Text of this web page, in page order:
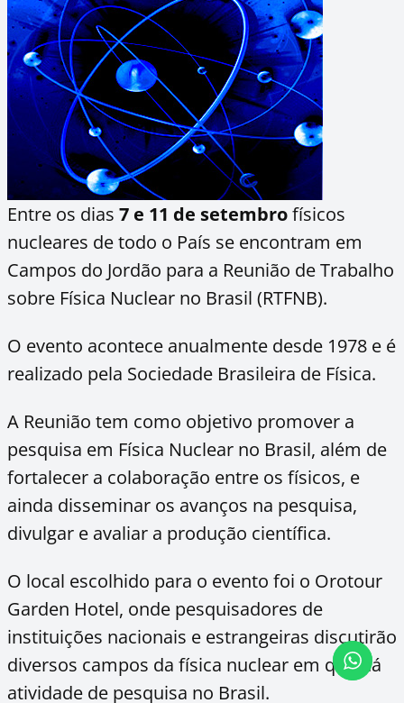
Entre os dias 7 e 11 de setembrofísicos
nucleares de todo o País se encontram em
Campos do Jordão para a Reunião de Trabalho
sobre Física Nuclear no Brasil (RTFNB).
O evento acontece anualmente desde 1978 e é
realizado pela Sociedade Brasileira de Física.
A Reunião tem como objetivo promover a
pesquisa em Física Nuclear no Brasil, além de
fortalecer a colaboração entre os físicos, e
ainda disseminar os avanços na pesquisa,
divulgar e avaliar a produção científica.
O local escolhido para o evento foi o Orotour
Garden Hotel, onde pesquisadores de
instituições nacionais e estrangeiras discutirão
diversos campos da física nuclear em que há
atividade de pesquisa no Brasil.